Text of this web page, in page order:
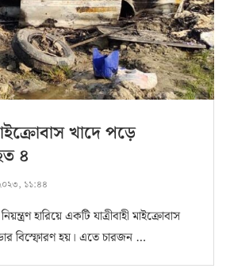
খাদে পড়ে
৪
১১:৪৪
হারিয়ে একটি যাত্রীবাহী মাইক্রোবাস
বিস্ফোরণ হয়। এতে চারজন …